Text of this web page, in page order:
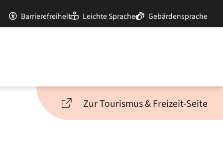
Barrierefreiheit Leichte Sprache Gebärdensprache
Zur Tourismus & Freizeit-Seite